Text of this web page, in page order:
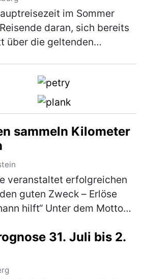
im Sommer
daran, sich bereits
über die geltenden
sammeln Kilometer
veranstaltet erfolgreichen
guten Zweck – Erlöse
hilft“ Unter dem Motto
der Rummel…(mehr)
31. Juli bis 2.